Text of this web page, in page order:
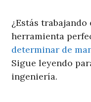
¿Estás
herramienta
determinar de
Sigue leyendo
ingeniería.